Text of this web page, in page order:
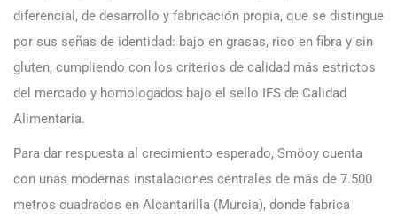
diferencial, de desarrollo y fabricación propia, que se distingue
por sus señas de identidad: bajo en grasas, rico en fibra y sin
gluten, cumpliendo con los criterios de calidad más estrictos
del mercado y homologados bajo el sello IFS de Calidad
Alimentaria.
Para dar respuesta al crecimiento esperado, Smöoy cuenta
con unas modernas instalaciones centrales de más de 7.500
metros cuadrados en Alcantarilla (Murcia), donde fabrica